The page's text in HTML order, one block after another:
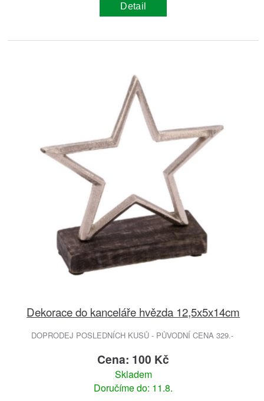
Detail
Dekorace do kanceláře hvězda 12,5x5x14cm
DOPRODEJ POSLEDNÍCH KUSŮ - PŮVODNÍ CENA 329.-
Cena: 100 Kč
Skladem
Doručíme do: 11.8.